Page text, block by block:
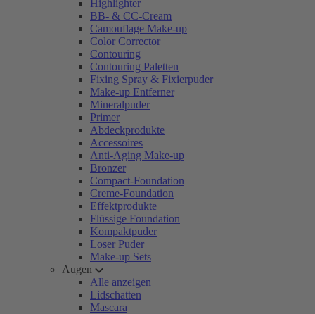
Highlighter
BB- & CC-Cream
Camouflage Make-up
Color Corrector
Contouring
Contouring Paletten
Fixing Spray & Fixierpuder
Make-up Entferner
Mineralpuder
Primer
Abdeckprodukte
Accessoires
Anti-Aging Make-up
Bronzer
Compact-Foundation
Creme-Foundation
Effektprodukte
Flüssige Foundation
Kompaktpuder
Loser Puder
Make-up Sets
Augen
Alle anzeigen
Lidschatten
Mascara